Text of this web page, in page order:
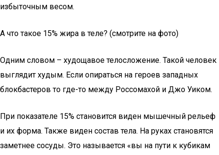
избыточным весом.
А что такое 15% жира в теле? (смотрите на фото)
Одним словом – худощавое телосложение. Такой человек
выглядит худым. Если опираться на героев западных
блокбастеров то где-то между Россомахой и Джо Уиком.
При показателе 15% становится виден мышечный рельеф
и их форма. Также виден состав тела. На руках становятся
заметнее сосуды. Это называется «вы на пути к кубикам